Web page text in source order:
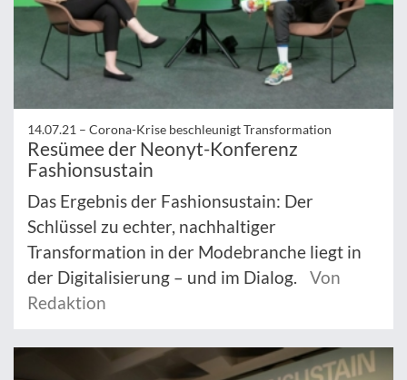
14.07.21 – Corona-Krise beschleunigt Transformation
Resümee der Neonyt-Konferenz
Fashionsustain
Das Ergebnis der Fashionsustain: Der
Schlüssel zu echter, nachhaltiger
Transformation in der Modebranche liegt in
der Digitalisierung – und im Dialog.
Von
Redaktion